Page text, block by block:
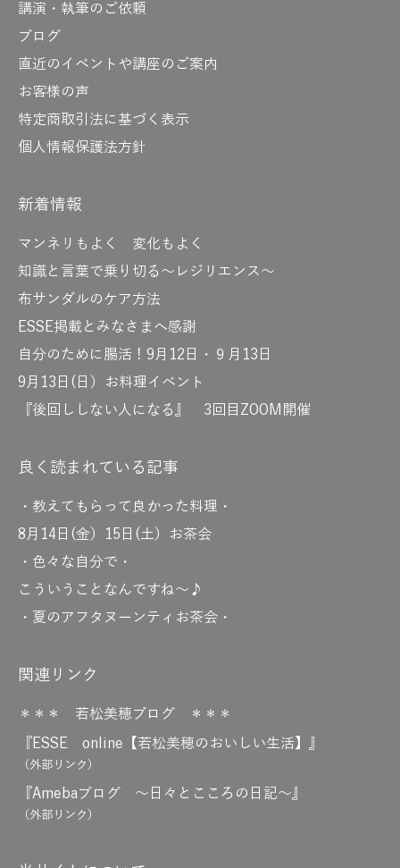
講演・執筆のご依頼
ブログ
直近のイベントや講座のご案内
お客様の声
特定商取引法に基づく表示
個人情報保護法方針
新着情報
マンネリもよく 変化もよく
知識と言葉で乗り切る～レジリエンス～
布サンダルのケア方法
ESSE掲載とみなさまへ感謝
自分のために腸活！9月12日・９月13日
9月13日(日）お料理イベント
『後回ししない人になる』 3回目ZOOM開催
良く読まれている記事
・教えてもらって良かった料理・
8月14日(金）15日(土）お茶会
・色々な自分で・
こういうことなんですね～♪
・夏のアフタヌーンティお茶会・
関連リンク
＊＊＊ 若松美穂ブログ ＊＊＊
『ESSE online【若松美穂のおいしい生活】』
（外部リンク）
『Amebaブログ ～日々とこころの日記～』
（外部リンク）